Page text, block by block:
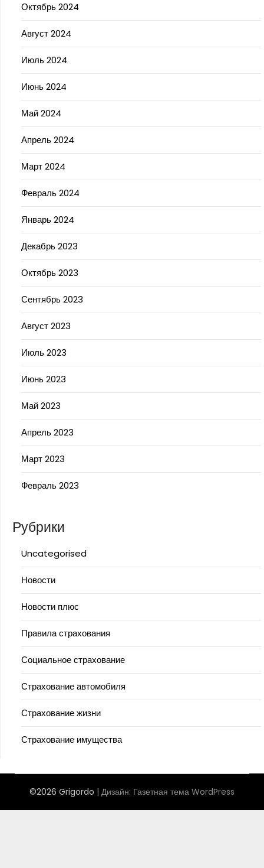
Октябрь 2024
Август 2024
Июль 2024
Июнь 2024
Май 2024
Апрель 2024
Март 2024
Февраль 2024
Январь 2024
Декабрь 2023
Октябрь 2023
Сентябрь 2023
Август 2023
Июль 2023
Июнь 2023
Май 2023
Апрель 2023
Март 2023
Февраль 2023
Рубрики
Uncategorised
Новости
Новости плюс
Правила страхования
Социальное страхование
Страхование автомобиля
Страхование жизни
Страхование имущества
©2026 Grigordo | Дизайн: Газетная тема WordPress